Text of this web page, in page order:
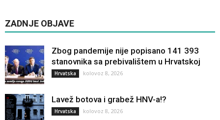
ZADNJE OBJAVE
Zbog pandemije nije popisano 141 393
stanovnika sa prebivalištem u Hrvatskoj
Hrvatska kolovoz 8, 2026
Lavež botova i grabež HNV-a!?
Hrvatska kolovoz 8, 2026